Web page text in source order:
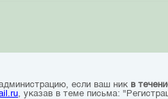
если ваш ник в
, указав в теме письма: